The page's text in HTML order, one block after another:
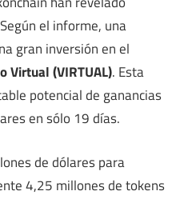
el informe, una
gran inversión en el
Virtual (VIRTUAL). Esta
potencial de ganancias
en sólo 19 días.
de dólares para
4,25 millones de tokens